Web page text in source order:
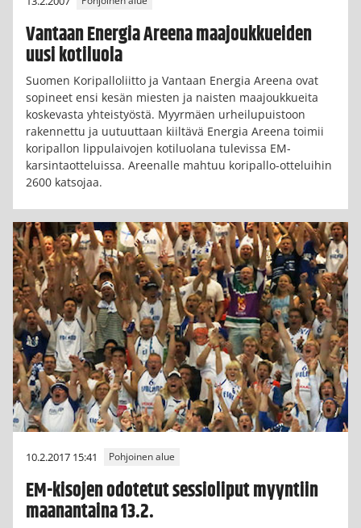
Vantaan Energia Areena maajoukkueiden
uusi kotiluola
Suomen Koripalloliitto ja Vantaan Energia Areena ovat
sopineet ensi kesän miesten ja naisten maajoukkueita
koskevasta yhteistyöstä. Myyrmäen urheilupuistoon
rakennettu ja uutuuttaan kiiltävä Energia Areena toimii
koripallon lippulaivojen kotiluolana tulevissa EM-
karsintaotteluissa. Areenalle mahtuu koripallo-otteluihin
2600 katsojaa.
10.2.2017 15:41 Pohjoinen alue
EM-kisojen odotetut sessioliput myyntiin
maanantaina 13.2.